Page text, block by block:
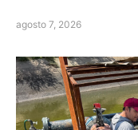
agosto 7, 2026